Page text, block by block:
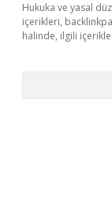
Hukuka ve yasal
içerikleri,
halinde, ilgili